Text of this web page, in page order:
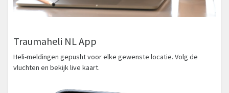
Traumaheli NL App
Heli-meldingen gepusht voor elke gewenste locatie. Volg de
vluchten en bekijk live kaart.